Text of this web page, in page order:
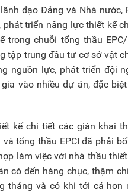
đạo Đảng và Nhà nước,
triển năng lực thiết kế
trong chuỗi tổng thầu
tập trung đầu tư cơ sở vật
nguồn lực, phát triển đội
vào nhiều dự án, đặc
kế chi tiết các giàn khai
và tổng thầu EPCI đã phải
làm việc với nhà thầu
có đến hàng chục, thậm
tháng và có khi tới cả